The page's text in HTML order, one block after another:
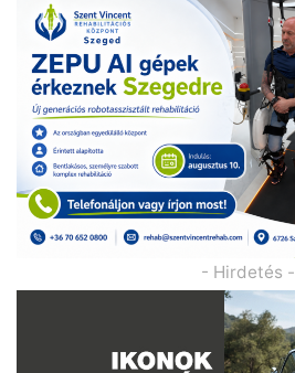
- Hirdetés -